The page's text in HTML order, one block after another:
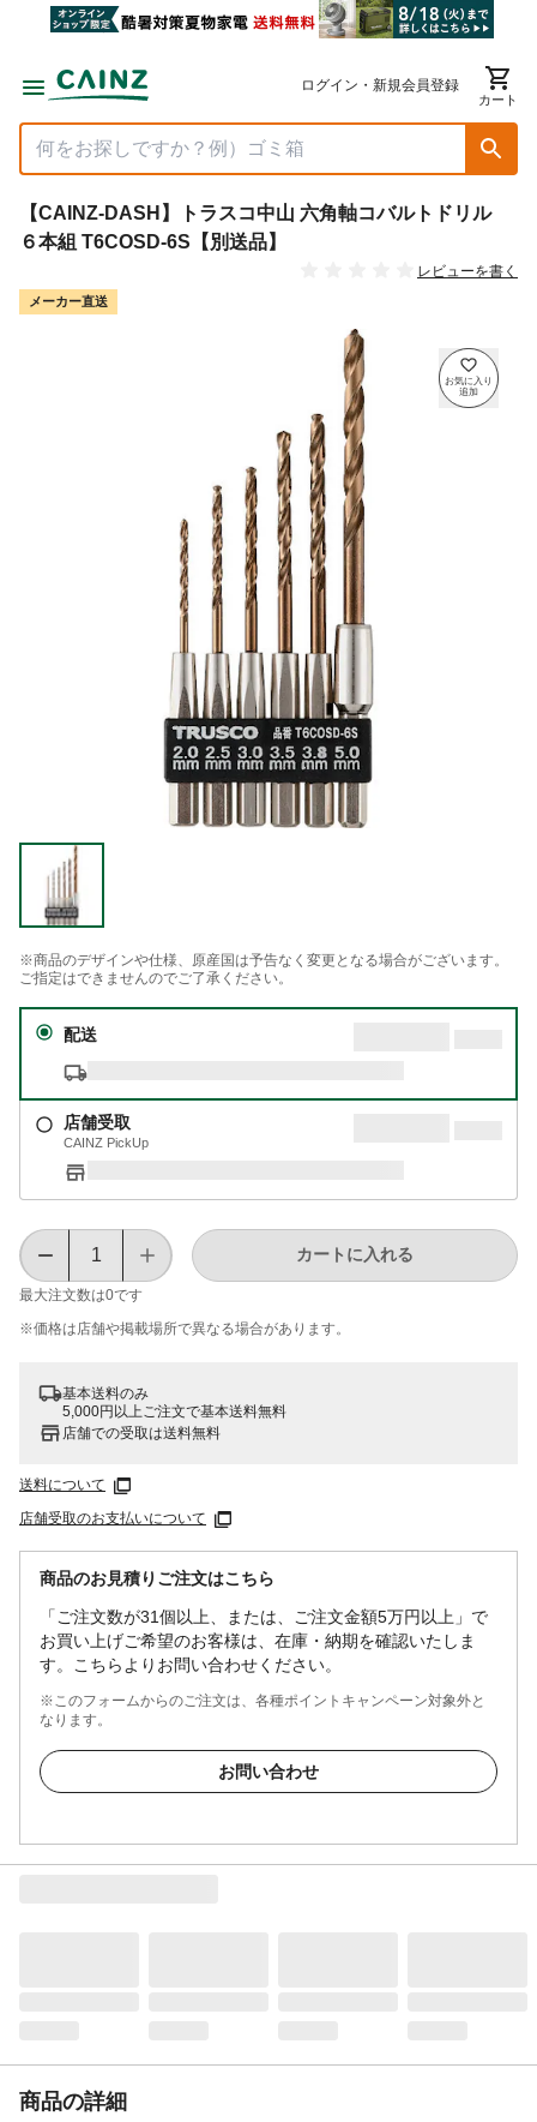
ログイン・新規会員登録
カート
【CAINZ-DASH】トラスコ中山 六角軸コバルトドリル
６本組 T6COSD-6S【別送品】
レビューを書く
メーカー直送
※商品のデザインや仕様、原産国は予告なく変更となる場合がございます。
ご指定はできませんのでご了承ください。
配送
店舗受取
CAINZ PickUp
最大注文数は0です
カートに入れる
※価格は​店舗や​掲載場所で​異なる​場合が​あります。
基本送料のみ
5,000円以上ご注文で基本送料無料
店舗での受取は送料無料
送料について
店舗受取のお支払いについて
商品のお見積りご注文はこちら
「ご注文数が31個以上、または、ご注文金額5万円以上」で
お買い上げご希望のお客様は、在庫・納期を確認いたしま
す。こちらよりお問い合わせください。
※このフォームからのご注文は、各種ポイントキャンペーン対象外と
なります。
お問い合わせ
商品の詳細